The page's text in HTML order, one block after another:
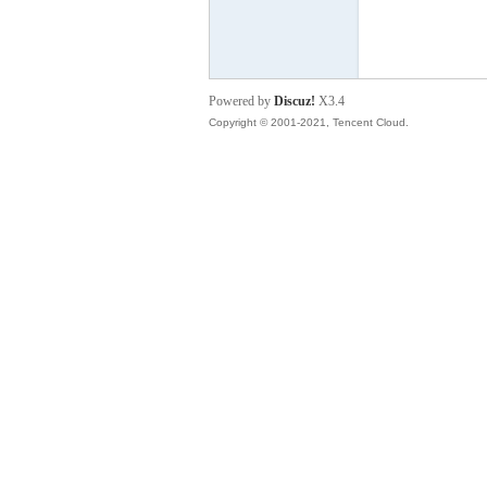
Powered by Discuz! X3.4
Copyright © 2001-2021, Tencent Cloud.